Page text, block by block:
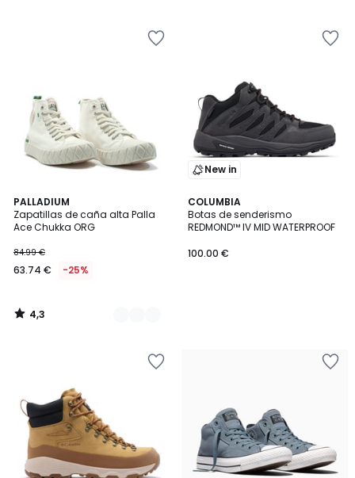
PALLADIUM
Zapatillas de caña alta Palla
Ace Chukka ORG
84.99 €
63.74 € -25%
4,3
/ 5
4
Colores
4,3
/
New in
COLUMBIA
Botas de senderismo
REDMOND™ IV MID WATERPROOF
100.00 €